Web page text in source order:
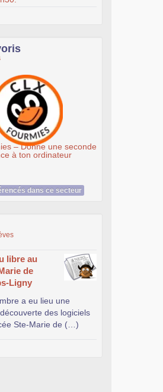
du Libre à Roubaix
dans ce secteur
libre au
de
Ligny
a eu lieu une
des logiciels
Ste-Marie de (…)